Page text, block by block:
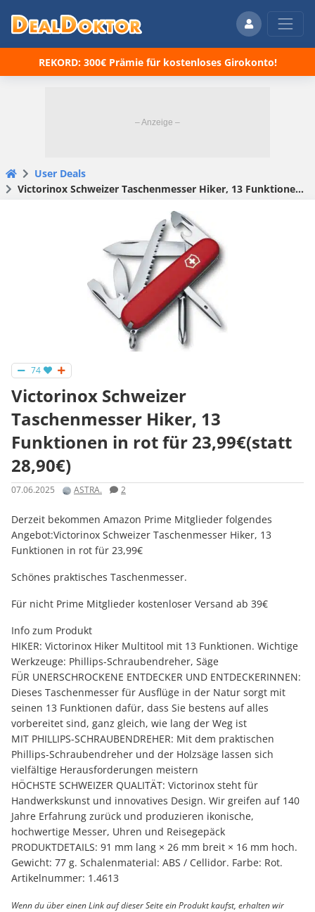
REKORD: 300€ Prämie für kostenloses Girokonto!
User Deals
Victorinox Schweizer Taschenmesser Hiker, 13 Funktionen in rot für 23,99€(statt 28,90€)
74
Victorinox Schweizer
Taschenmesser Hiker, 13
Funktionen in rot für 23,99€(statt
28,90€)
07.06.2025 ASTRA. 2
Derzeit bekommen Amazon Prime Mitglieder folgendes
Angebot:Victorinox Schweizer Taschenmesser Hiker, 13
Funktionen in rot für 23,99€
Schönes praktisches Taschenmesser.
Für nicht Prime Mitglieder kostenloser Versand ab 39€
Info zum Produkt
HIKER: Victorinox Hiker Multitool mit 13 Funktionen. Wichtige
Werkzeuge: Phillips-Schraubendreher, Säge
FÜR UNERSCHROCKENE ENTDECKER UND ENTDECKERINNEN:
Dieses Taschenmesser für Ausflüge in der Natur sorgt mit
seinen 13 Funktionen dafür, dass Sie bestens auf alles
vorbereitet sind, ganz gleich, wie lang der Weg ist
MIT PHILLIPS-SCHRAUBENDREHER: Mit dem praktischen
Phillips-Schraubendreher und der Holzsäge lassen sich
vielfältige Herausforderungen meistern
HÖCHSTE SCHWEIZER QUALITÄT: Victorinox steht für
Handwerkskunst und innovatives Design. Wir greifen auf 140
Jahre Erfahrung zurück und produzieren ikonische,
hochwertige Messer, Uhren und Reisegepäck
PRODUKTDETAILS: 91 mm lang × 26 mm breit × 16 mm hoch.
Gewicht: 77 g. Schalenmaterial: ABS / Cellidor. Farbe: Rot.
Artikelnummer: 1.4613
Wenn du über einen Link auf dieser Seite ein Produkt kaufst, erhalten wir